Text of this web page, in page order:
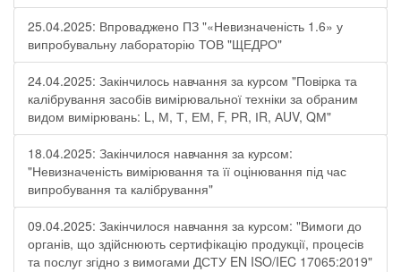
25.04.2025: Впроваджено ПЗ "«Невизначеність 1.6» у
випробувальну лабораторію ТОВ "ЩЕДРО"
24.04.2025: Закінчилось навчання за курсом "Повірка та
калібрування засобів вимірювальної техніки за обраним
видом вимірювань: L, М, Т, ЕМ, F, РR, ІR, АUV, QМ"
18.04.2025: Закінчилося навчання за курсом:
"Невизначеність вимірювання та її оцінювання під час
випробування та калібрування"
09.04.2025: Закінчилося навчання за курсом: "Вимоги до
органів, що здійснюють сертифікацію продукції, процесів
та послуг згідно з вимогами ДСТУ EN ISO/IEC 17065:2019"